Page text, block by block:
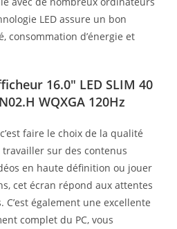
LED assure un bon
consommation d’énergie et
16.0″ LED SLIM 40
WQXGA 120Hz
faire le choix de la qualité
sur des contenus
en haute définition ou jouer
cet écran répond aux attentes
également une excellente
complet du PC, vous